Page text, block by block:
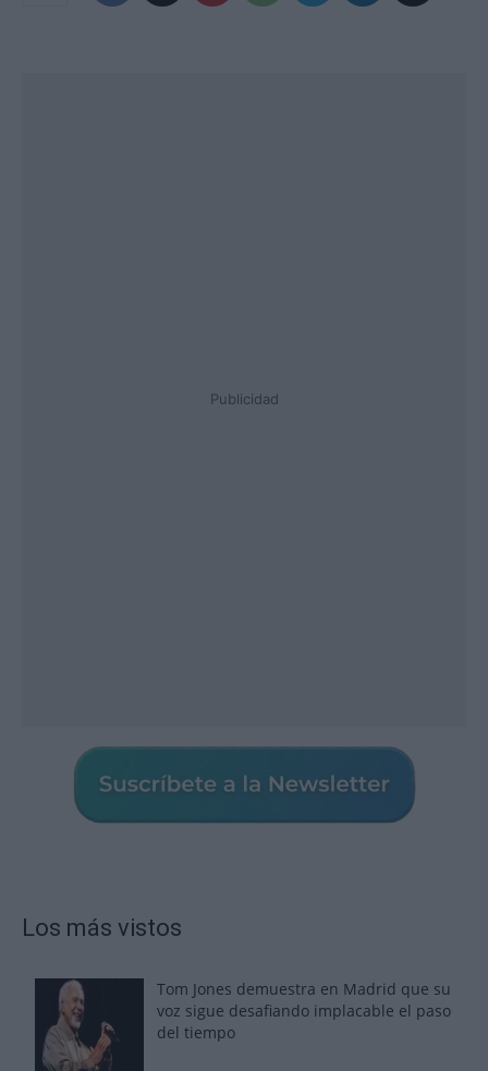
Publicidad
Los más vistos
Tom Jones demuestra en Madrid que su
voz sigue desafiando implacable el paso
del tiempo